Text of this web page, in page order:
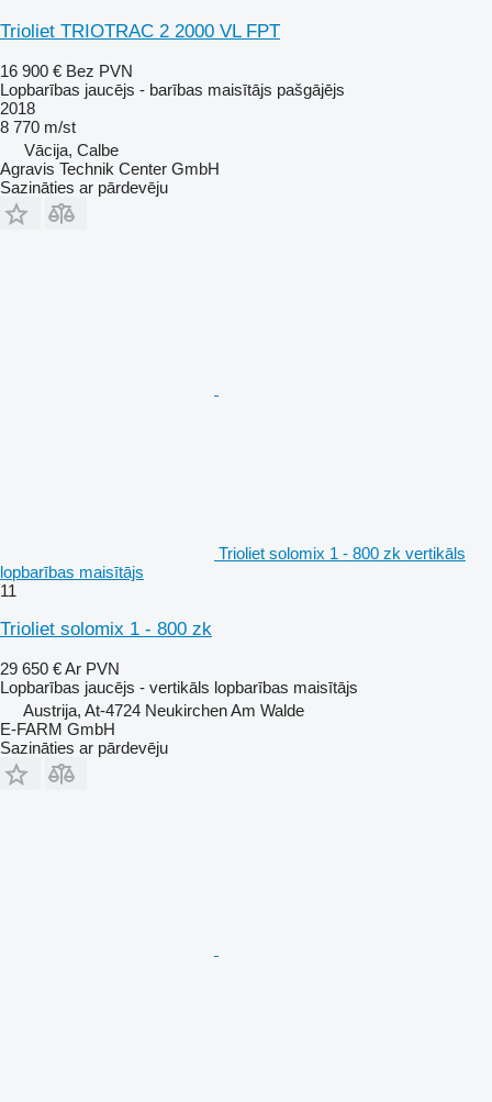
Trioliet TRIOTRAC 2 2000 VL FPT
16 900 € Bez PVN
Lopbarības jaucējs - barības maisītājs pašgājējs
2018
8 770 m/st
Vācija, Calbe
Agravis Technik Center GmbH
Sazināties ar pārdevēju
Trioliet solomix 1 - 800 zk vertikāls
lopbarības maisītājs
11
Trioliet solomix 1 - 800 zk
29 650 €Ar PVN
Lopbarības jaucējs - vertikāls lopbarības maisītājs
Austrija, At-4724 Neukirchen Am Walde
E-FARM GmbH
Sazināties ar pārdevēju